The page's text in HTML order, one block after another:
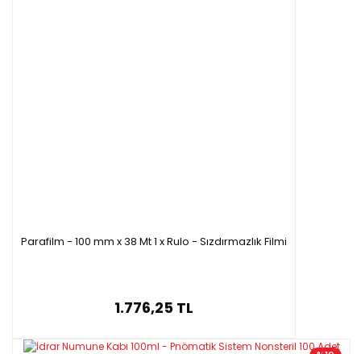
Parafilm - 100 mm x 38 Mt 1 x Rulo - Sızdırmazlık Filmi
1.776,25 TL